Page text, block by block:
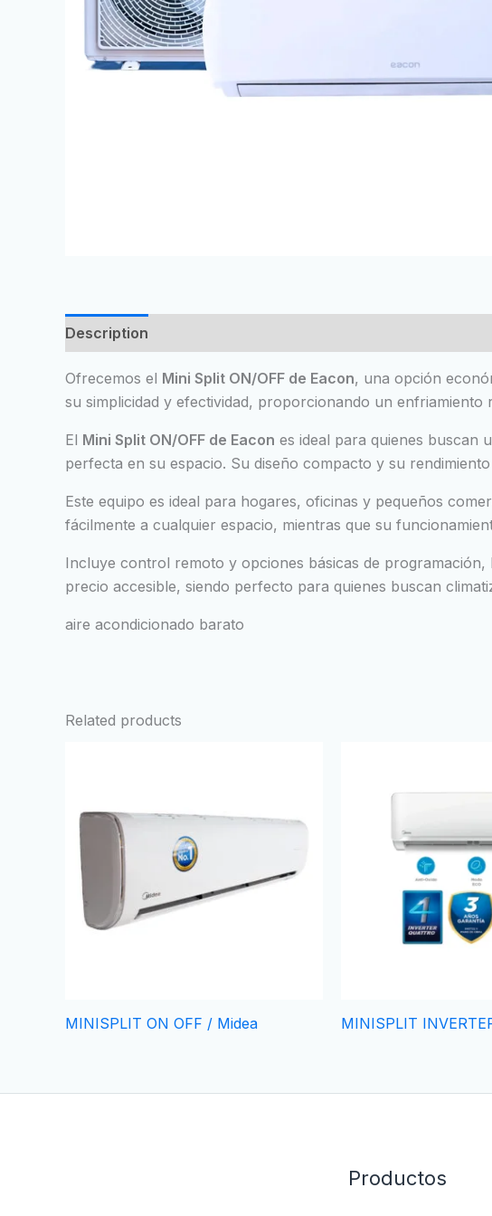
Description
Ofrecemos el Mini Split ON/OFF de Eacon, una opción
su simplicidad y efectividad, proporcionando un
El Mini Split ON/OFF de Eacon es ideal para quienes buscan
perfecta en su espacio. Su diseño compacto y su
Este equipo es ideal para hogares, oficinas y pequeños
fácilmente a cualquier espacio, mientras que su
Incluye control remoto y opciones básicas de
precio accesible, siendo perfecto para quienes buscan
aire acondicionado barato
Related products
MINISPLIT ON OFF / Midea MINISPLIT
Productos